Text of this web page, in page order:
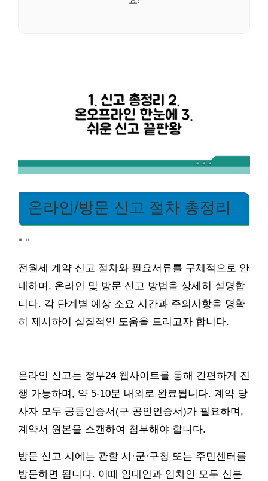
온라인/방문 신고 절차 총정리
" "
전월세 계약 신고 절차와 필요서류를 구체적으로 안
내하며, 온라인 및 방문 신고 방법을 상세히 설명합
니다. 각 단계별 예상 소요 시간과 주의사항을 명확
히 제시하여 실질적인 도움을 드리고자 합니다.
온라인 신고는 정부24 웹사이트를 통해 간편하게 진
행 가능하며, 약 5-10분 내외로 완료됩니다. 계약 당
사자 모두 공동인증서(구 공인인증서)가 필요하며,
계약서 원본을 스캔하여 첨부해야 합니다.
방문 신고 시에는 관할 시·군·구청 또는 주민센터를
방문하면 됩니다. 이때 임대인과 임차인 모두 신분